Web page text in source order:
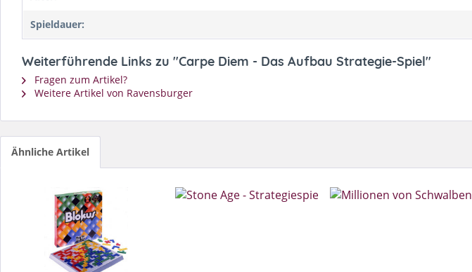
Spieldauer:
Weiterführende Links zu "Carpe Diem - Das Aufbau Strategie-Spiel"
Fragen zum Artikel?
Weitere Artikel von Ravensburger
Ähnliche Artikel